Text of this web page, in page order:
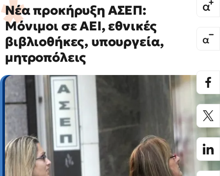
Νέα προκήρυξη ΑΣΕΠ:
Μόνιμοι σε ΑΕΙ, εθνικές
βιβλιοθήκες, υπουργεία,
μητροπόλεις